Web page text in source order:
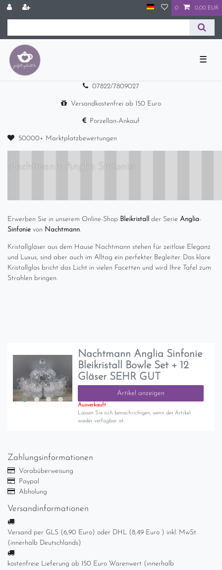
0 0,00 EUR
☰
07822/7809027
Versandkostenfrei ab 150 Euro
Porzellan-Ankauf
50000+ Marktplatzbewertungen
Nachtmann: Anglia Sinfonie
Erwerben Sie in unserem Online-Shop Bleikristall der Serie Anglia-
Sinfonie von Nachtmann.
Kristallgläser aus dem Hause Nachtmann stehen für zeitlose Eleganz
und Luxus, sind aber auch im Alltag ein perfekter Begleiter. Das klare
Kristallglas bricht das Licht in vielen Facetten und wird Ihre Tafel zum
Strahlen bringen.
Nachtmann Anglia Sinfonie
Bleikristall Bowle Set + 12
Gläser SEHR GUT
Artikel anzeigen
Ausverkauft
Lassen Sie sich benachrichigen, wenn der Artikel
wieder verfügbar ist.
Zahlungsinformationen
Vorabüberweisung
Paypal
Abholung
Versandinformationen
Versand per GLS (6,90 Euro) oder DHL (8,49 Euro ) inkl. MwSt.
(innerhalb Deutschlands)
kostenfreie Lieferung ab 150 Euro Warenwert (innerhalb